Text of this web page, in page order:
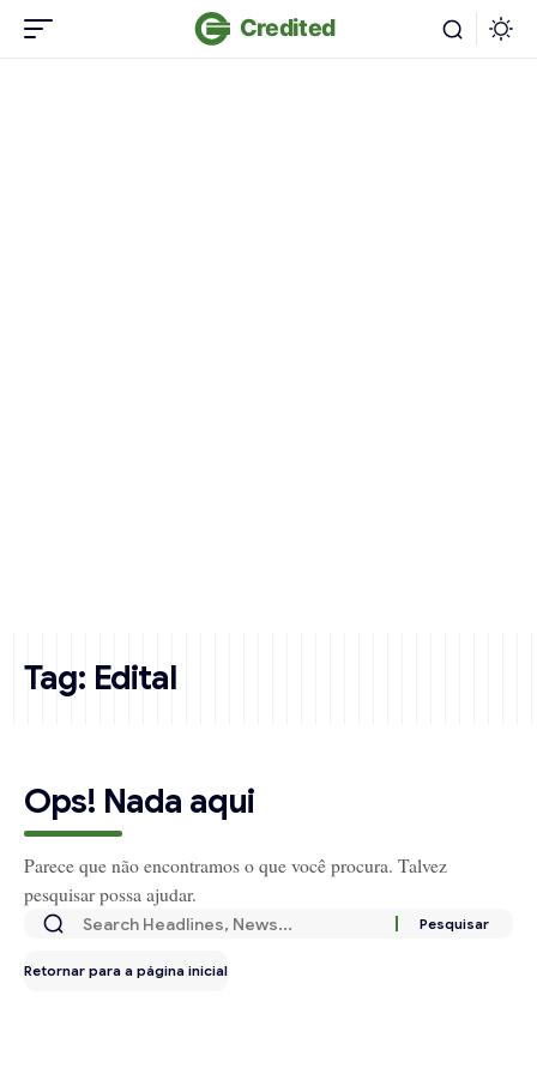
Tag: Edital
Ops! Nada aqui
Parece que não encontramos o que você procura. Talvez
pesquisar possa ajudar.
Retornar para a página inicial